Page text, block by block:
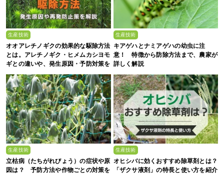
生産技術
オオアレチノギクの効果的な駆除方法
とは。アレチノギク・ヒメムカシヨモ
ギとの違いや、発生原因・予防対策を
生産技術
キアゲハとナミアゲハの幼虫に注
意！ 特徴から防除方法まで、農家が
詳しく解説
生産技術
立枯病（たちがれびょう）の症状や原
因は？ 予防方法や作物ごとの対策を
生産技術
オヒシバに効くおすすめ除草剤とは？
「ザクサ液剤」の特長と使い方を紹介